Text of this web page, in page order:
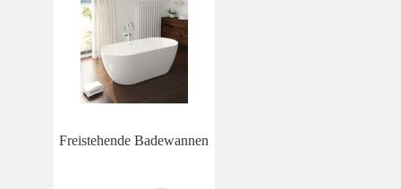
Freistehende Badewannen